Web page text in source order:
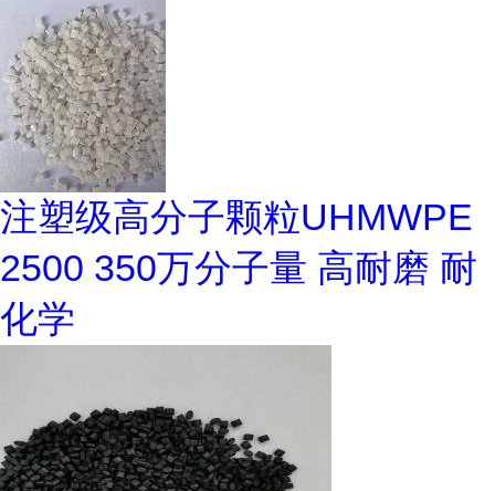
注塑级高分子颗粒UHMWPE
2500 350万分子量 高耐磨 耐
化学